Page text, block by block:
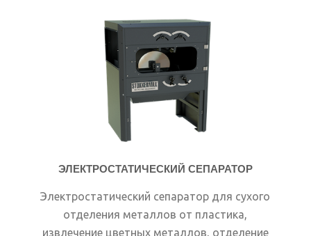
ЭЛЕКТРОСТАТИЧЕСКИЙ СЕПАРАТОР
Электростатический сепаратор для сухого
отделения металлов от пластика,
извлечение цветных металлов, отделение